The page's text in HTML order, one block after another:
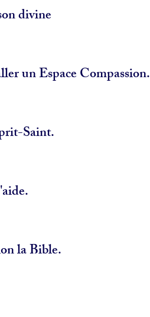
divine
un Espace Compassion.
Saint.
la Bible.